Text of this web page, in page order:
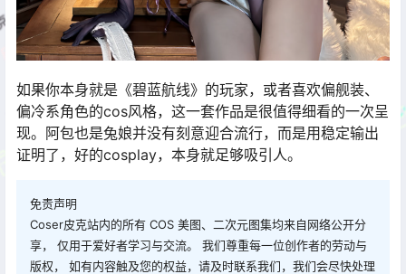
如果你本身就是《碧蓝航线》的玩家，或者喜欢偏舰装、
偏冷系角色的cos风格，这一套作品是很值得细看的一次呈
现。阿包也是兔娘并没有刻意迎合流行，而是用稳定输出
证明了，好的cosplay，本身就足够吸引人。
免责声明
Coser皮克站内的所有 COS 美图、二次元图集均来自网络公开分
享， 仅用于爱好者学习与交流。 我们尊重每一位创作者的劳动与
版权， 如有内容触及您的权益，请及时联系我们，我们会尽快处理